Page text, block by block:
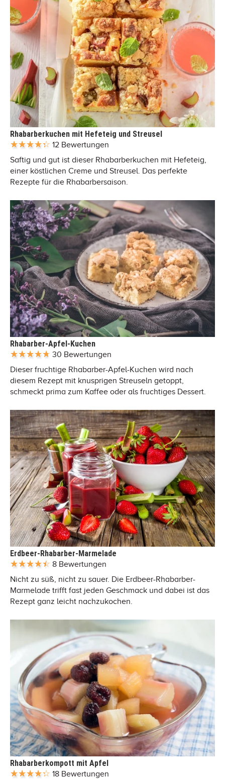
Rhabarberkuchen mit Hefeteig und Streusel
12 Bewertungen
Saftig und gut ist dieser Rhabarberkuchen mit Hefeteig,
einer köstlichen Creme und Streusel. Das perfekte
Rezepte für die Rhabarbersaison.
Rhabarber-Apfel-Kuchen
30 Bewertungen
Dieser fruchtige Rhabarber-Apfel-Kuchen wird nach
diesem Rezept mit knusprigen Streuseln getoppt,
schmeckt prima zum Kaffee oder als fruchtiges Dessert.
Erdbeer-Rhabarber-Marmelade
8 Bewertungen
Nicht zu süß, nicht zu sauer. Die Erdbeer-Rhabarber-
Marmelade trifft fast jeden Geschmack und dabei ist das
Rezept ganz leicht nachzukochen.
Rhabarberkompott mit Apfel
18 Bewertungen